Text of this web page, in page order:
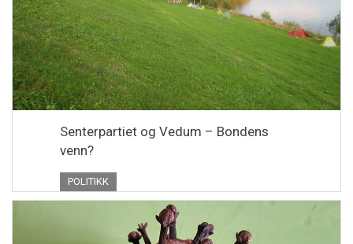
Senterpartiet og Vedum – Bondens
venn?
POLITIKK